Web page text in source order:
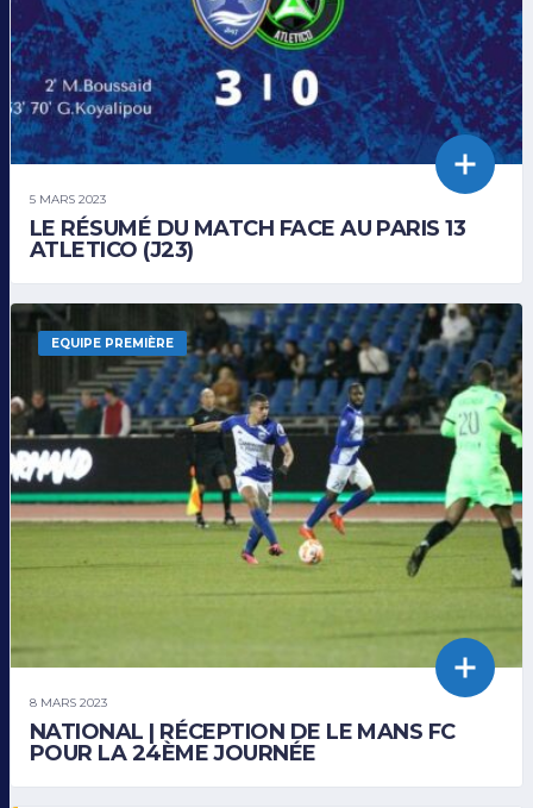
5 MARS 2023
LE RÉSUMÉ DU MATCH FACE AU PARIS 13
ATLETICO (J23)
EQUIPE PREMIÈRE
8 MARS 2023
NATIONAL | RÉCEPTION DE LE MANS FC
POUR LA 24ÈME JOURNÉE